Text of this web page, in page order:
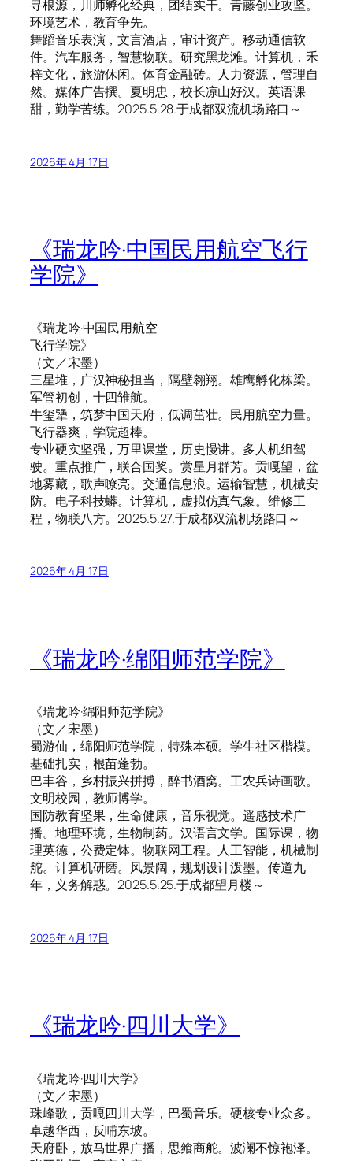
寻根源，川师孵化经典，团结实干。青藤创业攻坚。
环境艺术，教育争先。
舞蹈音乐表演，文言酒店，审计资产。移动通信软
件。汽车服务，智慧物联。研究黑龙滩。计算机，禾
梓文化，旅游休闲。体育金融砖。人力资源，管理自
然。媒体广告撰。夏明忠，校长凉山好汉。英语课
甜，勤学苦练。2025.5.28.于成都双流机场路口～
2026年 4月 17日
《瑞龙吟·中国民用航空飞行
学院》
《瑞龙吟·中国民用航空
飞行学院》
（文／宋墨）
三星堆，广汉神秘担当，隔壁翱翔。雄鹰孵化栋梁。
军管初创，十四雏航。
牛玺犟，筑梦中国天府，低调茁壮。民用航空力量。
飞行器爽，学院超棒。
专业硬实坚强，万里课堂，历史慢讲。多人机组驾
驶。重点推广，联合国奖。赏星月群芳。贡嘎望，盆
地雾藏，歌声嘹亮。交通信息浪。运输智慧，机械安
防。电子科技蟒。计算机，虚拟仿真气象。维修工
程，物联八方。2025.5.27.于成都双流机场路口～
2026年 4月 17日
《瑞龙吟·绵阳师范学院》
《瑞龙吟·绵阳师范学院》
（文／宋墨）
蜀游仙，绵阳师范学院，特殊本硕。学生社区楷模。
基础扎实，根苗蓬勃。
巴丰谷，乡村振兴拼搏，醉书酒窝。工农兵诗画歌。
文明校园，教师博学。
国防教育坚果，生命健康，音乐视觉。遥感技术广
播。地理环境，生物制药。汉语言文学。国际课，物
理英德，公费定钵。物联网工程。人工智能，机械制
舵。计算机研磨。风景阔，规划设计泼墨。传道九
年，义务解惑。2025.5.25.于成都望月楼～
2026年 4月 17日
《瑞龙吟·四川大学》
《瑞龙吟·四川大学》
（文／宋墨）
珠峰歌，贡嘎四川大学，巴蜀音乐。硬核专业众多。
卓越华西，反哺东坡。
天府卧，放马世界广播，思飨商舵。波澜不惊袍泽。